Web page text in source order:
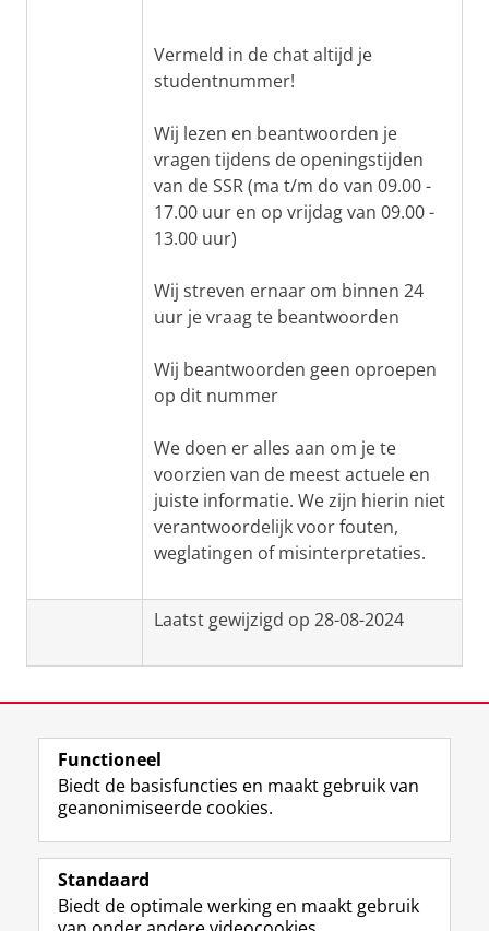
Vermeld in de chat altijd je
studentnummer!
Wij lezen en beantwoorden je
vragen tijdens de openingstijden
van de SSR (ma t/m do van 09.00 -
17.00 uur en op vrijdag van 09.00 -
13.00 uur)
Wij streven ernaar om binnen 24
uur je vraag te beantwoorden
Wij beantwoorden geen oproepen
op dit nummer
We doen er alles aan om je te
voorzien van de meest actuele en
juiste informatie. We zijn hierin niet
verantwoordelijk voor fouten,
weglatingen of misinterpretaties.
Laatst gewijzigd op 28-08-2024
View this page in:English
Volg de RUG
F
a
e
L
i
k
R
S
-
I
n
t
Y
o
T
Studiekiezers
Functioneel
Biedt de basisfuncties en maakt gebruik van
geanonimiseerde cookies.
Standaard
Biedt de optimale werking en maakt gebruik